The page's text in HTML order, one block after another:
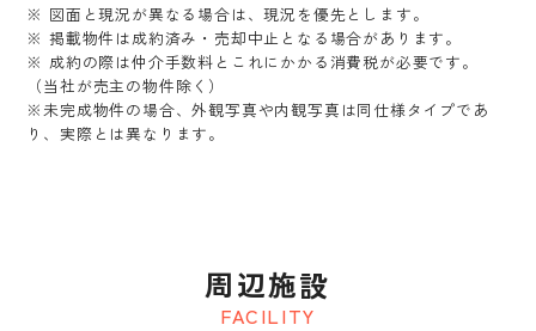
※ 図面と現況が異なる場合は、現況を優先とします。
※ 掲載物件は成約済み・売却中止となる場合があります。
※ 成約の際は仲介手数料とこれにかかる消費税が必要です。
（当社が売主の物件除く）
※未完成物件の場合、外観写真や内観写真は同仕様タイプであ
り、実際とは異なります。
FACILITY
周辺施設